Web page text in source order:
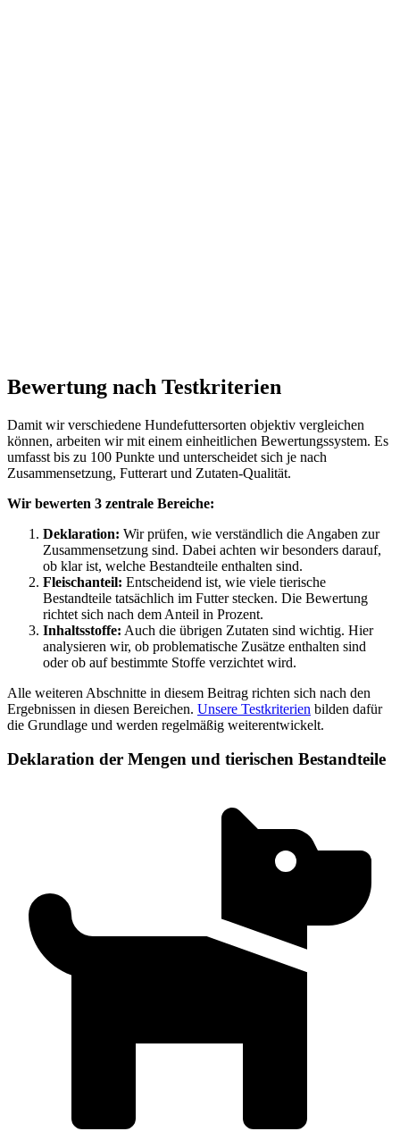
Bewertung nach Testkriterien
Damit wir verschiedene Hundefuttersorten objektiv vergleichen
können, arbeiten wir mit einem einheitlichen Bewertungssystem. Es
umfasst bis zu 100 Punkte und unterscheidet sich je nach
Zusammensetzung, Futterart und Zutaten-Qualität.
Wir bewerten 3 zentrale Bereiche:
Deklaration: Wir prüfen, wie verständlich die Angaben zur
Zusammensetzung sind. Dabei achten wir besonders darauf,
ob klar ist, welche Bestandteile enthalten sind.
Fleischanteil: Entscheidend ist, wie viele tierische
Bestandteile tatsächlich im Futter stecken. Die Bewertung
richtet sich nach dem Anteil in Prozent.
Inhaltsstoffe: Auch die übrigen Zutaten sind wichtig. Hier
analysieren wir, ob problematische Zusätze enthalten sind
oder ob auf bestimmte Stoffe verzichtet wird.
Alle weiteren Abschnitte in diesem Beitrag richten sich nach den
Ergebnissen in diesen Bereichen. Unsere Testkriterien bilden dafür
die Grundlage und werden regelmäßig weiterentwickelt.
Deklaration der Mengen und tierischen Bestandteile